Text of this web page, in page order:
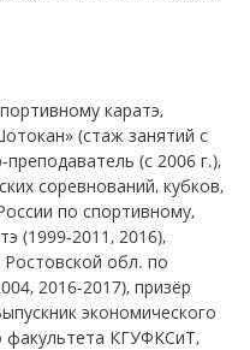
каратэ,
(стаж занятий с
преподаватель (с 2006 г.),
соревнований, кубков,
по спортивному,
(1999-2011, 2016),
обл. по
2016-2017), призёр
экономического
КГУФКСиТ,